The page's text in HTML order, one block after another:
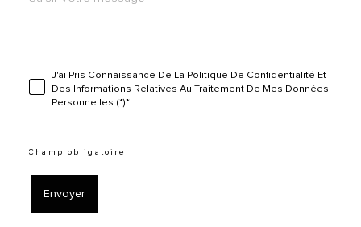
J'ai Pris Connaissance De La Politique De Confidentialité Et
Des Informations Relatives Au Traitement De Mes Données
Personnelles (*)*
* Champ obligatoire
Envoyer